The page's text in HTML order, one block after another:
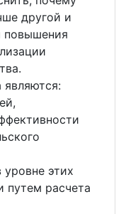
другой и
повышения
являются:
этих
путем расчета